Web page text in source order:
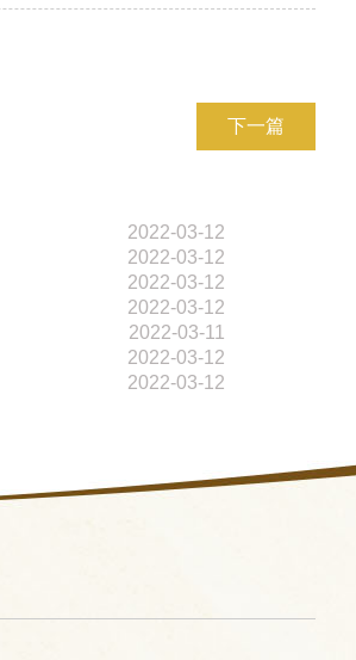
下一篇
2022-03-12
2022-03-12
2022-03-12
2022-03-12
2022-03-11
2022-03-12
2022-03-12